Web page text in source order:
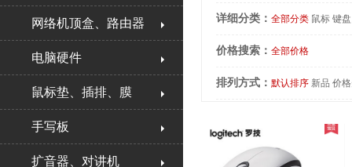
网络机顶盒、路由器
电脑硬件
鼠标垫、插排、膜
手写板
扩音器、对讲机
详细分类： 全部分类 鼠标 键盘
价格搜索： 全部价格
排列方式： 默认排序 新品 价